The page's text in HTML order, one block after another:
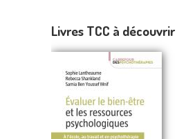
Livres TCC à découvrir